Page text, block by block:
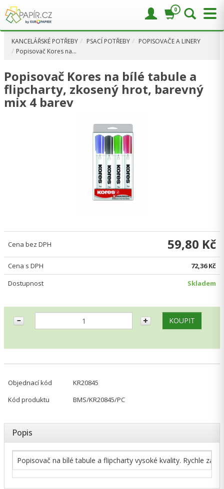
KANCELÁŘSKÉ POTŘEBY PSACÍ POTŘEBY
POPISOVAČE A LINERY
Popisovač Kores na…
Popisovač Kores na bílé tabule a
flipcharty, zkosený hrot, barevný
mix 4 barev
Cena bez DPH 59,80 Kč
Cena s DPH
72,36 Kč
Dostupnost
Skladem
Objednací kód
KR20845
Kód produktu
BMS/KR20845/PC
Popis
Popisovač na bílé tabule a flipcharty vysoké kvality. Rychle
0